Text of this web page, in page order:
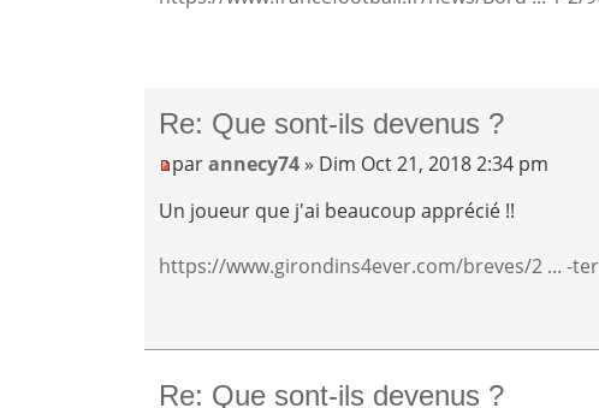
Re: Que sont-ils devenus ?
parannecy74 » Dim Oct 21, 2018 2:34 pm
Un joueur que j'ai beaucoup apprécié !!
https://www.girondins4ever.com/breves/2 ... -
Re: Que sont-ils devenus ?